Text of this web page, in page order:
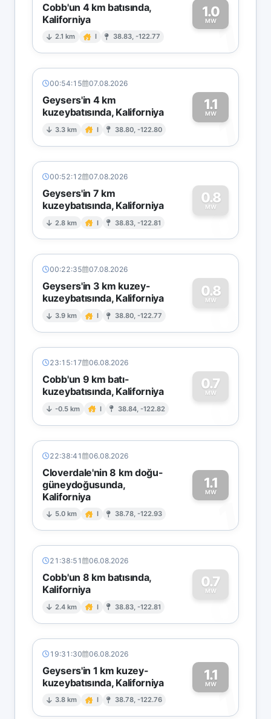
Cobb'un 4 km batısında,
Kaliforniya
2.1 km I 38.83, -122.77
1.0
MW1
00:54:15 07.08.2026
Geysers'in 4 km
kuzeybatısında, Kaliforniya
3.3 km I 38.80, -122.80
1.1
MW1
00:52:12 07.08.2026
Geysers'in 7 km
kuzeybatısında, Kaliforniya
2.8 km I 38.83, -122.81
0.8
MW
0
00:22:35 07.08.2026
Geysers'in 3 km kuzey-
kuzeybatısında, Kaliforniya
3.9 km I 38.80, -122.77
0.8
MW
0
23:15:17 06.08.2026
Cobb'un 9 km batı-
kuzeybatısında, Kaliforniya
-0.5 km I 38.84, -122.82
0.7
MW
0
22:38:41 06.08.2026
Cloverdale'nin 8 km doğu-
güneydoğusunda,
Kaliforniya
5.0 km I 38.78, -122.93
1.1
MW
1
21:38:51 06.08.2026
Cobb'un 8 km batısında,
Kaliforniya
2.4 km I 38.83, -122.81
0.7
MW
0
19:31:30 06.08.2026
Geysers'in 1 km kuzey-
kuzeybatısında, Kaliforniya
3.8 km I 38.78, -122.76
1.1
MW1